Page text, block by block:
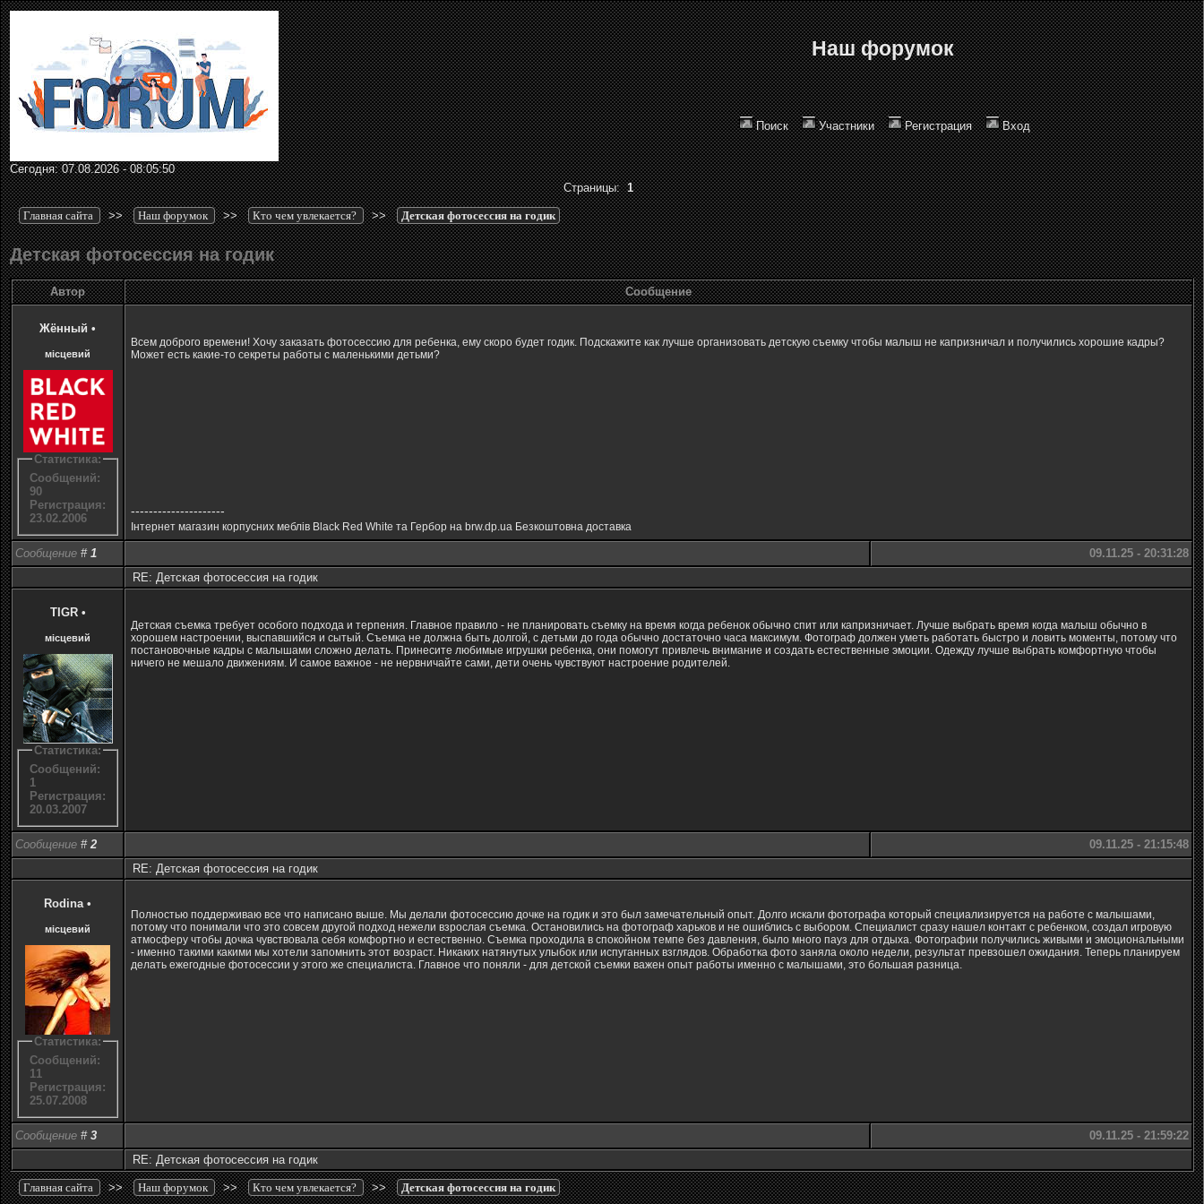
Наш форумок
Поиск Участники Регистрация Вход
Сегодня: 07.08.2026 - 08:05:50
Страницы:1
Главная сайта >> Наш форумок >> Кто чем увлекается? >> Детская фотосессия на годик
Детская фотосессия на годик
Автор Сообщение
Жённый •
місцевий
Статистика:
Сообщений:
90
Регистрация:
23.02.2006
Всем доброго времени! Хочу заказать фотосессию для ребенка, ему скоро будет годик. Подскажите как лучше организовать детскую съемку чтобы малыш не капризничал и получились хорошие кадры?
Может есть какие-то секреты работы с маленькими детьми?
---------------------
​Інтернет магазин корпусних меблів Black Red White та Гербор на brw.dp.ua Безкоштовна доставка
Сообщение # 1
09.11.25 - 20:31:28
RE: Детская фотосессия на годик
TIGR •
місцевий
Статистика:
Сообщений:
1
Регистрация:
20.03.2007
Детская съемка требует особого подхода и терпения. Главное правило - не планировать съемку на время когда ребенок обычно спит или капризничает. Лучше выбрать время когда малыш обычно в
хорошем настроении, выспавшийся и сытый. Съемка не должна быть долгой, с детьми до года обычно достаточно часа максимум. Фотограф должен уметь работать быстро и ловить моменты, потому что
постановочные кадры с малышами сложно делать. Принесите любимые игрушки ребенка, они помогут привлечь внимание и создать естественные эмоции. Одежду лучше выбрать комфортную чтобы
ничего не мешало движениям. И самое важное - не нервничайте сами, дети очень чувствуют настроение родителей.
Сообщение # 2
09.11.25 - 21:15:48
RE: Детская фотосессия на годик
Rodina •
місцевий
Статистика:
Сообщений:
11
Регистрация:
25.07.2008
Полностью поддерживаю все что написано выше. Мы делали фотосессию дочке на годик и это был замечательный опыт. Долго искали фотографа который специализируется на работе с малышами,
потому что понимали что это совсем другой подход нежели взрослая съемка. Остановились на фотограф харьков и не ошиблись с выбором. Специалист сразу нашел контакт с ребенком, создал игровую
атмосферу чтобы дочка чувствовала себя комфортно и естественно. Съемка проходила в спокойном темпе без давления, было много пауз для отдыха. Фотографии получились живыми и эмоциональными
- именно такими какими мы хотели запомнить этот возраст. Никаких натянутых улыбок или испуганных взглядов. Обработка фото заняла около недели, результат превзошел ожидания. Теперь планируем
делать ежегодные фотосессии у этого же специалиста. Главное что поняли - для детской съемки важен опыт работы именно с малышами, это большая разница.
Сообщение # 3
09.11.25 - 21:59:22
RE: Детская фотосессия на годик
Главная сайта >> Наш форумок >> Кто чем увлекается? >> Детская фотосессия на годик